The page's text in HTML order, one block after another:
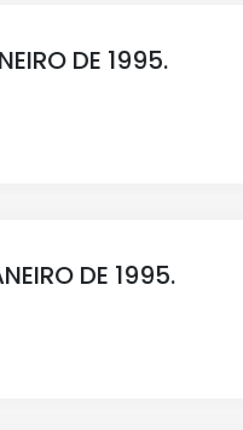
DE 1995.
DE 1995.